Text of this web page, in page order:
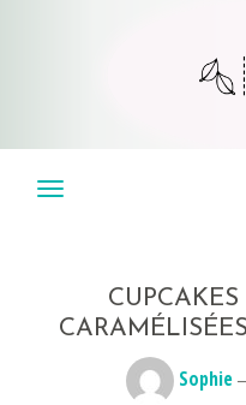
Menu
Sophie